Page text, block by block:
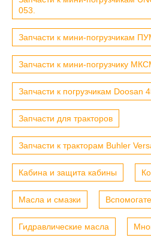
053.
Запчасти к мини-погрузчикам
Запчасти к мини-погрузчику
Запчасти к погрузчикам Doosan
Запчасти для тракторов
Запчасти к тракторам Buhler
Кабина и защита кабины
Масла и смазки
Гидравлические масла